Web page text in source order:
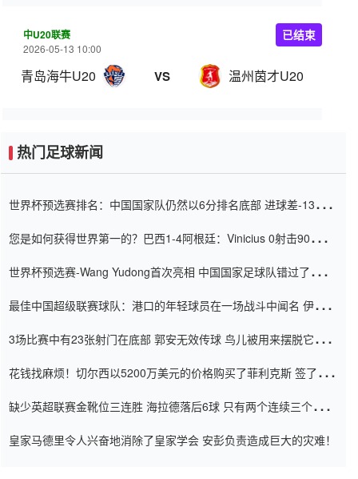
中U20联赛
2026-05-13 10:00
青岛海牛U20 VS 温州茵才U20
已结束
热门足球新闻
世界杯预选赛排名：中国国家队仍然以6分排名底部 进球差-13令人
您是如何获得世界第一的？巴西1-4阿根廷：Vinicius 0射击90分钟
世界杯预选赛-Wang Yudong首次亮相 中国国家足球队错过了世界
最佳中国超级联赛球队：港口的年轻球员在一场战斗中闻名 伊万放
3场比赛中有23张射门在底部 郭安无效传球 鸟儿被用来摆脱它
花钱找麻烦！切尔西以5200万美元的价格购买了菲利克斯 签了7年
缺少英超联赛金靴位三连胜 海拉德落后6球 只有两个连续三个连续
皇家马德里令人兴奋地消除了皇家学会 安彭负责造成巨大的灾难！